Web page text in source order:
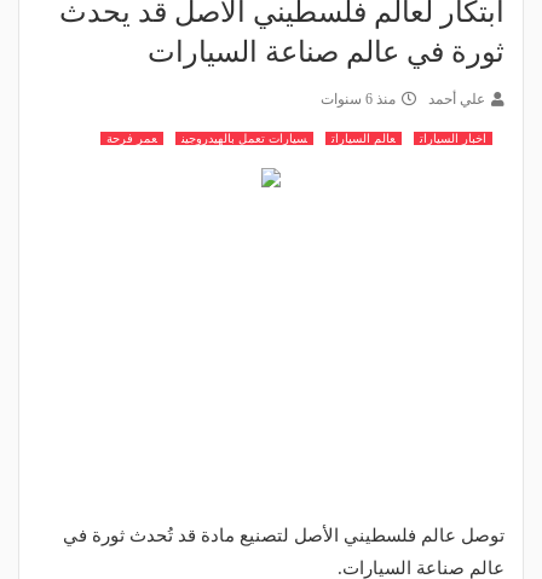
ابتكار لعالم فلسطيني الأصل قد يحدث
ثورة في عالم صناعة السيارات
علي أحمد منذ 6 سنوات
اخبار السيارات عالم السيارات سيارات تعمل بالهيدروجين عمر فرحة
توصل عالم فلسطيني الأصل لتصنيع مادة قد تُحدث ثورة في
عالم صناعة السيارات.